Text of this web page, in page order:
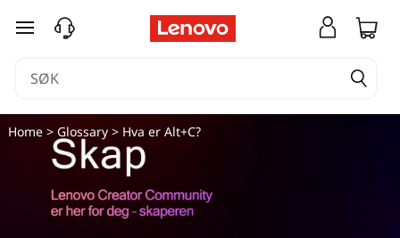
H
e
gå til hovedinnhold
Home> Glossary> Hva er Alt+C?